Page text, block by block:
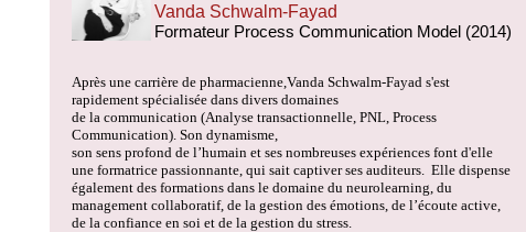
Vanda Schwalm-Fayad
Formateur Process Communication Model (2014)
Après une carrière de pharmacienne,Vanda Schwalm-Fayad s'est
rapidement spécialisée dans divers domaines
de la communication (Analyse transactionnelle, PNL, Process
Communication). Son dynamisme,
son sens profond de l’humain et ses nombreuses expériences font d'elle
une formatrice passionnante, qui sait captiver ses auditeurs. Elle dispense
également des formations dans le domaine du neurolearning, du
management collaboratif, de la gestion des émotions, de l’écoute active,
de la confiance en soi et de la gestion du stress.